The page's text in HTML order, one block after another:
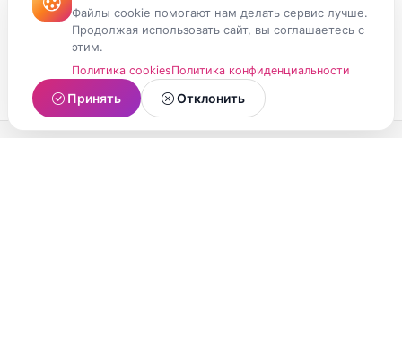
Файлы cookie помогают нам делать сервис лучше.
Продолжая использовать сайт, вы соглашаетесь с
этим.
Политика cookiesПолитика конфиденциальности
Принять Отклонить